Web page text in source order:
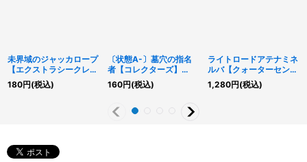
未界域のジャッカロープ
【エクストラシークレッ
ト】{RC04-JP014}《モ
ンスター》
180円(税込)
〔状態A-〕墓穴の指名
者【コレクターズ】
{RC04-JP058}《魔
法》
160円(税込)
ライトロードアテナミネ
ルバ【クォーターセンチ
ュリーシークレット】
{LEDE-JP043}《シンク
1,280円(税込)